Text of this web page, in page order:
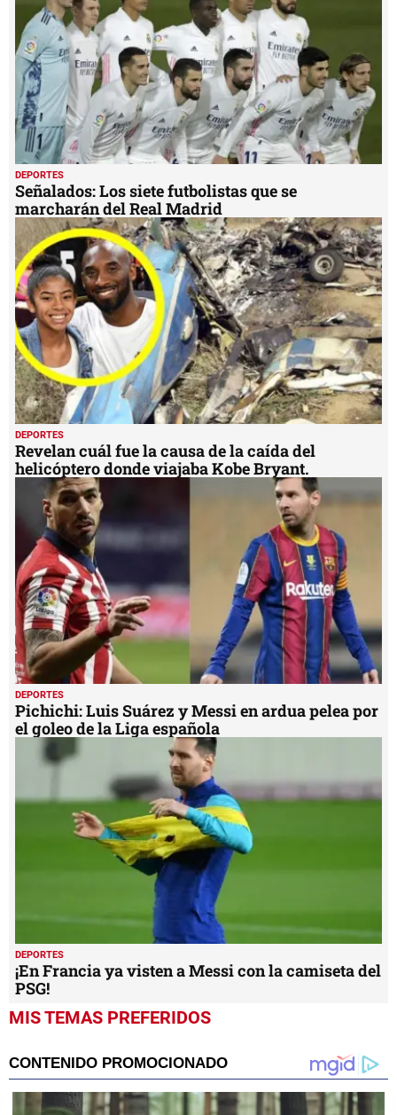
DEPORTES
Señalados: Los siete futbolistas que se
marcharán del Real Madrid
DEPORTES
Revelan cuál fue la causa de la caída del
helicóptero donde viajaba Kobe Bryant.
DEPORTES
Pichichi: Luis Suárez y Messi en ardua pelea por
el goleo de la Liga española
DEPORTES
¡En Francia ya visten a Messi con la camiseta del
PSG!
MIS TEMAS PREFERIDOS